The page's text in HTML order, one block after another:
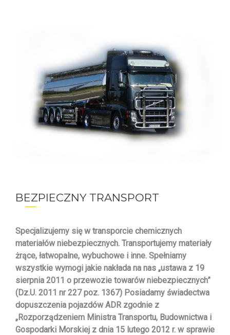
BEZPIECZNY TRANSPORT
Specjalizujemy się w transporcie chemicznych
materiałów niebezpiecznych. Transportujemy materiały
żrące, łatwopalne, wybuchowe i inne. Spełniamy
wszystkie wymogi jakie nakłada na nas „ustawa z 19
sierpnia 2011 o przewozie towarów niebezpiecznych”
(Dz.U. 2011 nr 227 poz. 1367) Posiadamy świadectwa
dopuszczenia pojazdów ADR zgodnie z
„Rozporządzeniem Ministra Transportu, Budownictwa i
Gospodarki Morskiej z dnia 15 lutego 2012 r. w sprawie